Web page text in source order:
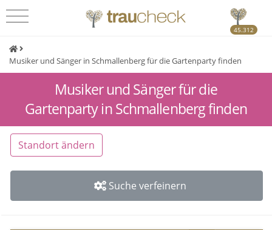
45.312
Musiker und Sänger in Schmallenberg für die Gartenparty finden
Musiker und Sänger für die
Gartenparty in Schmallenberg finden
Standort ändern
Suche verfeinern